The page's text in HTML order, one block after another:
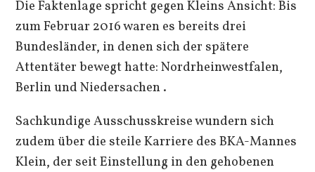
Die Faktenlage spricht gegen Kleins Ansicht: Bis
zum Februar 2016 waren es bereits drei
Bundesländer, in denen sich der spätere
Attentäter bewegt hatte: Nordrheinwestfalen,
Berlin und Niedersachen .
Sachkundige Ausschusskreise wundern sich
zudem über die steile Karriere des BKA-Mannes
Klein, der seit Einstellung in den gehobenen